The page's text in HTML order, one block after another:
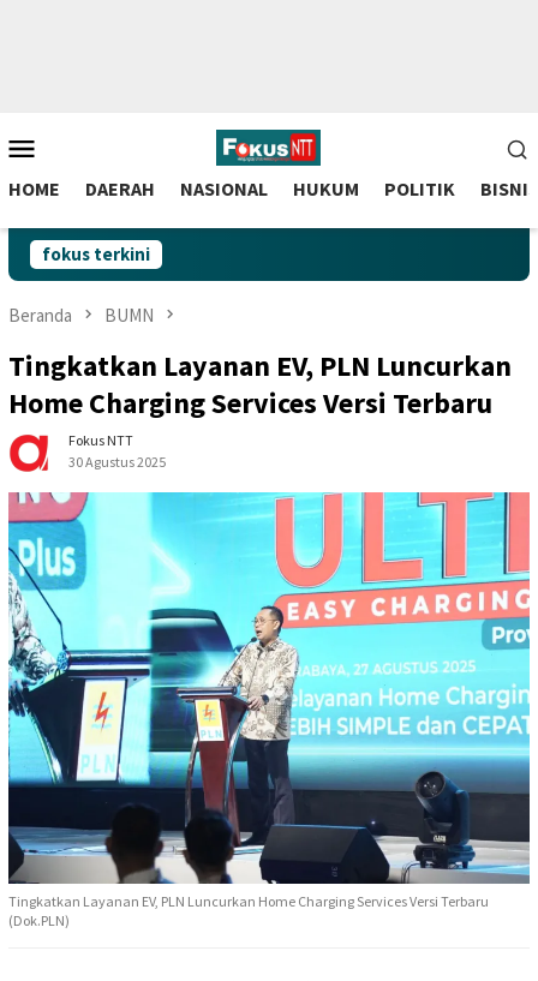
to
contentMobile
HOME DAERAH NASIONAL HUKUM POLITIK BISNIS
fokus terkini
Beranda BUMN
Tingkatkan Layanan EV, PLN Luncurkan
Home Charging Services Versi Terbaru
Fokus NTT
30 Agustus 2025
Tingkatkan Layanan EV, PLN Luncurkan Home Charging Services Versi Terbaru
(Dok.PLN)